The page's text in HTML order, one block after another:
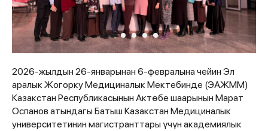
2026-жылдын 26-январынан 6-февралына чейин Эл
аралык Жогорку Медициналык Мектебинде (ЭАЖММ)
Казакстан Республикасынын Актөбе шаарынын Марат
Оспанов атындагы Батыш Казакстан Медициналык
университетинин магистранттары үчүн академиялык